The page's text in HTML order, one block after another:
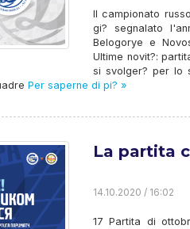
Il campionato
gi? segnalato
Belogorye e
Ultime novit?:
si svolger? per lo
Per saperne di pi? »
La partita
14.10.2020 / 16:02
17 Partita di